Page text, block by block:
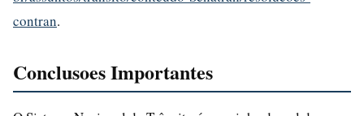
contran.
Conclusoes Importantes